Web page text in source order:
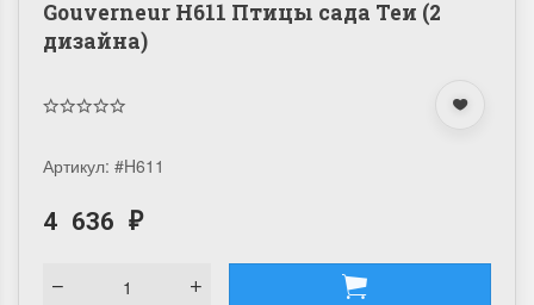
Gouverneur H611 Птицы сада Теи (2
дизайна)
Артикул: #H611
4 636 ₽